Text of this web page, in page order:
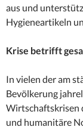
aus und
Hygieneartikeln
Krise betrifft
In vielen der am
Bevölkerung
Wirtschaftskrisen
und humanitäre